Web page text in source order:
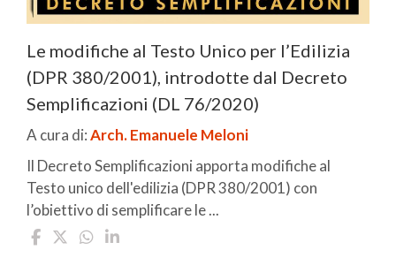
Le modifiche al Testo Unico per l’Edilizia
(DPR 380/2001), introdotte dal Decreto
Semplificazioni (DL 76/2020)
A cura di:Arch. Emanuele Meloni
Il Decreto Semplificazioni apporta modifiche al
Testo unico dell'edilizia (DPR 380/2001) con
l’obiettivo di semplificare le ...